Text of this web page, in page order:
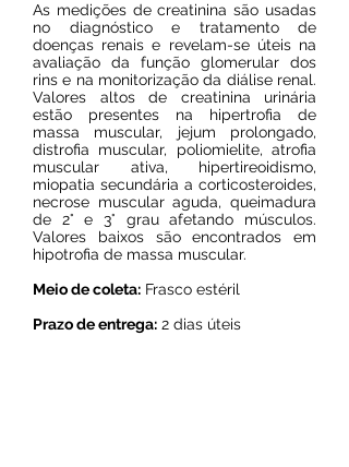
As medições de creatinina são usadas
no diagnóstico e tratamento de
doenças renais e revelam-se úteis na
avaliação da função glomerular dos
rins e na monitorização da diálise renal.
Valores altos de creatinina urinária
estão presentes na hipertrofia de
massa muscular, jejum prolongado,
distrofia muscular, poliomielite, atrofia
muscular ativa, hipertireoidismo,
miopatia secundária a corticosteroides,
necrose muscular aguda, queimadura
de 2° e 3° grau afetando músculos.
Valores baixos são encontrados em
hipotrofia de massa muscular.
Meio de coleta: Frasco estéril
Prazo de entrega: 2 dias úteis